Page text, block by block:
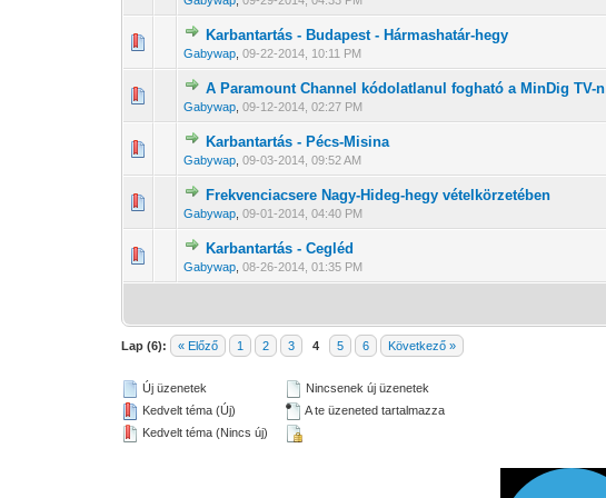
Karbantartás - Budapest - Hármashatár-hegy
Gabywap ,09-22-2014, 10:11 PM
0 Szavazat - 0 / 5 átlagban
12
A Paramount Channel kódolatlanul fogható a MinDig TV-n
Gabywap ,09-12-2014, 02:27 PM
0 Szavazat - 0 / 5 átlagban
12 345
Karbantartás - Pécs-Misina
Gabywap ,09-03-2014, 09:52 AM
Frekvenciacsere Nagy-Hideg-hegy vételkörzetében
Gabywap ,09-01-2014, 04:40 PM
0 Szavazat - 0 / 5 átlagban
12345
Karbantartás - Cegléd
Gabywap ,08-26-2014, 01:35 PM
Lap (6): « Előző 1 2 3 4 5 6 Következő »
Új üzenetek
Kedvelt téma (Új)
Kedvelt téma (Nincs új)
Nincsenek új üzenetek
A te üzeneted tartalmazza